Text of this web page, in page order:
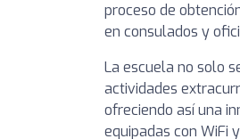
proceso de
en consulados y
La escuela no solo
actividades
ofreciendo así una
equipadas con WiFi